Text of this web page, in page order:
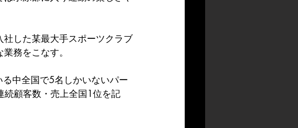
社した某最大手スポーツクラブ
務をこなす。
中全国で5名しかいないパー
顧客数・売上全国1位を記